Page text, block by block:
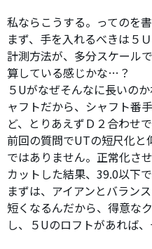
私ならこうする。ってのを書
まず、手を入れるべきは５Ｕ
計測方法が、多分スケール
算している感じかな…？
５Uがなぜそんなに長いの
ャフトだから、シャフト番
ど、とりあえずＤ２合わせ
前回の質問でUTの短尺化と
ではありません。正常化させ
カットした結果、39.0以下
まずは、アイアンとバランス
短くなるんだから、得意な
し、５Uのロフトがあれば